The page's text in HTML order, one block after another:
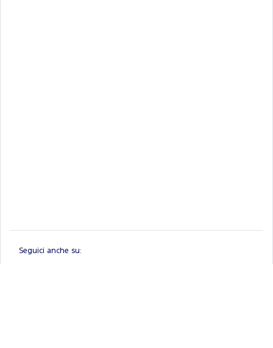
Seguici anche su: